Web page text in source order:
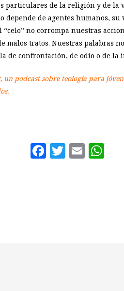
de la religión y de la
de agentes humanos,
no corrompa nuestras
tratos. Nuestras palabras
confrontación, de odio o de la
un podcast sobre teología para
Facebook
Twitter
Email